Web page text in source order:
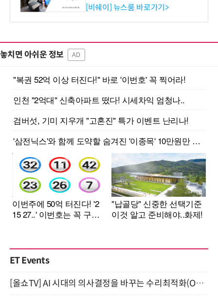
리즈 IR 수신기 출시
[비쉐이] 뉴스룸 바로가기>
놓치면 아쉬운 정보 AD
ET Events
[올쇼TV] AI 시대의 의사결정을 바꾸는 수리최적화(Optimization) 소개 (8/20 생방송)